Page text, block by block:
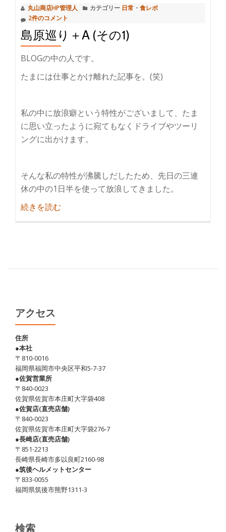
丸山商店HP管理人 カテゴリー 日常 ・ 食レポ
2件のコメント
島原巡り＋Α (その1)
BLOGの中の人です。
たまには仕事とかけ離れた記事を。(笑)
私の中に放浪癖という特性がございまして、たま
に思い立ったように宛てもなくドライブやツーリ
ングに出かけます。
そんな私の特性が沸騰しだしたため、先日の三連
休の中の1日半を使って放浪してきました。
続きを読む
り
アクセス
住所
●本社
〒810-0016
福岡県福岡市中央区平和5-7-37
●佐賀営業所
〒840-0023
佐賀県佐賀市本庄町大字袋408
●佐賀店(直売店舗)
〒840-0023
佐賀県佐賀市本庄町大字袋276-7
●長崎店(直売店舗)
〒851-2213
長崎県長崎市多以良町2160-98
●筑後ヘルメットセンター
〒833-0055
福岡県筑後市熊野1311-3
検索